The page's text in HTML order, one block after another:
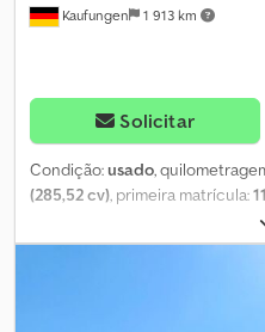
Kaufungen 1 913 km
Solicitar
Condição:usado,
(285,52 cv), primeira matrícula:
,
próxima inspeção (TÜV):08/
,
, Número interno do